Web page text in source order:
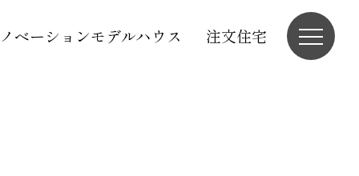
ベーションモデルハウス 注文住宅